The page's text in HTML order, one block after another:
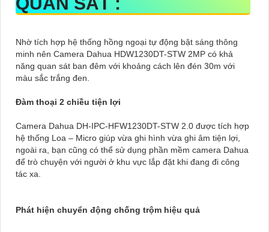
Nhờ tích hợp hệ thống hồng ngoại tự động bật sáng thông
minh nên Camera Dahua HDW1230DT-STW 2MP có khả
năng quan sát ban đêm với khoảng cách lên đén 30m với
màu sắc trắng đen.
Đàm thoại 2 chiều tiện lợi
Camera Dahua DH-IPC-HFW1230DT-STW 2.0 được tích hợp
hệ thống Loa – Micro giúp vừa ghi hình vừa ghi âm tiện lợi,
ngoài ra, bạn cũng có thể sử dụng phần mềm camera Dahua
để trò chuyện với người ở khu vực lắp đặt khi đang đi công
tác xa.
Phát hiện chuyển động chống trộm hiệu quả